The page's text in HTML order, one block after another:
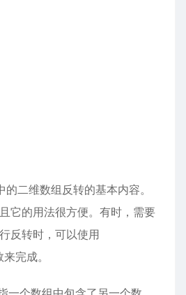
二维数组反转的基本内容。
它的用法很方便。有时，需要
反转时，可以使用
完成。